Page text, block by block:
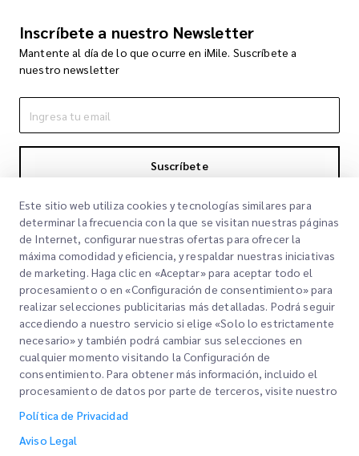
Inscríbete a nuestro Newsletter
Mantente al día de lo que ocurre en iMile. Suscríbete a
nuestro newsletter
Suscríbete
Al suscribirte aceptas nuestra Política de Privacidad Política de
Privacidad
Links Rápidos
Oficinas
Solicitar una cotización
Corporativo
Sobre nosotros
Nuestros Servicios
Este sitio web utiliza cookies y tecnologías similares para
determinar la frecuencia con la que se visitan nuestras páginas
de Internet, configurar nuestras ofertas para ofrecer la
máxima comodidad y eficiencia, y respaldar nuestras iniciativas
de marketing. Haga clic en «Aceptar» para aceptar todo el
procesamiento o en «Configuración de consentimiento» para
realizar selecciones publicitarias más detalladas. Podrá seguir
accediendo a nuestro servicio si elige «Solo lo estrictamente
necesario» y también podrá cambiar sus selecciones en
cualquier momento visitando la Configuración de
consentimiento. Para obtener más información, incluido el
procesamiento de datos por parte de terceros, visite nuestro
Política de Privacidad
Aviso Legal